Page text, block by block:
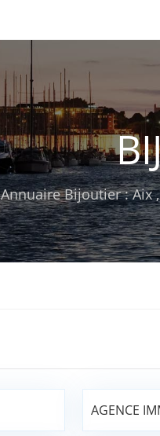
Annuaire Bijoutier : Aix
AGENCE